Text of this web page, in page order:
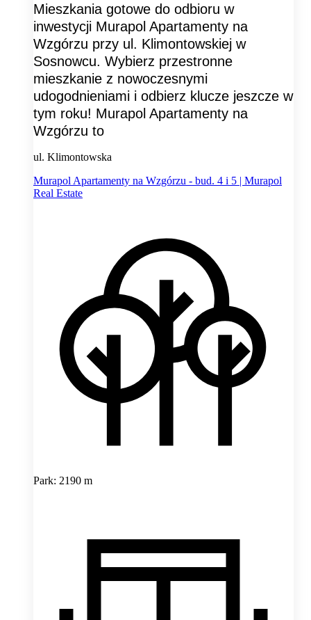
Mieszkania gotowe do odbioru w
inwestycji Murapol Apartamenty na
Wzgórzu przy ul. Klimontowskiej w
Sosnowcu. Wybierz przestronne
mieszkanie z nowoczesnymi
udogodnieniami i odbierz klucze jeszcze w
tym roku! Murapol Apartamenty na
Wzgórzu to
ul. Klimontowska
Murapol Apartamenty na Wzgórzu - bud. 4 i 5 | Murapol
Real Estate
Park: 2190 m